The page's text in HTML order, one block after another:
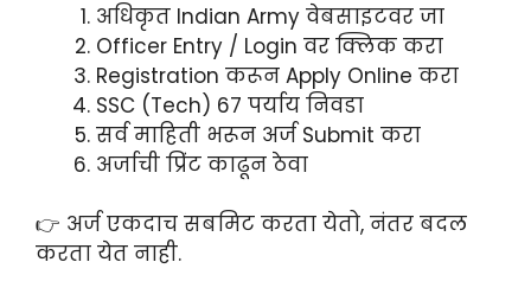
अधिकृत Indian Army वेबसाइटवर जा
Officer Entry / Login वर क्लिक करा
Registration करून Apply Online करा
SSC (Tech) 67 पर्याय निवडा
सर्व माहिती भरून अर्ज Submit करा
अर्जाची प्रिंट काढून ठेवा
👉 अर्ज एकदाच सबमिट करता येतो, नंतर बदल
करता येत नाही.